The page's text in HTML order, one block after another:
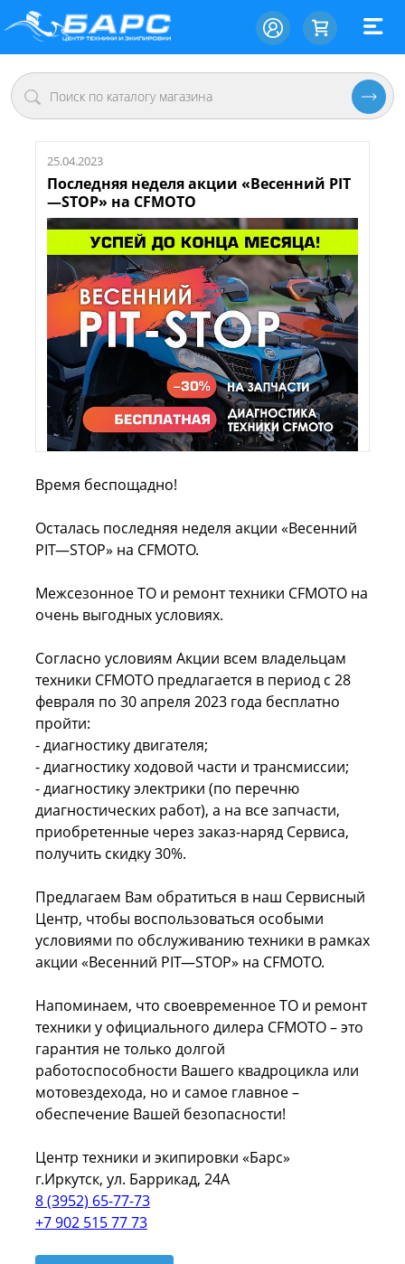
25.04.2023
Последняя неделя акции «Весенний PIT
—STOP» на CFMOTO
Время беспощадно!
Осталась последняя неделя акции «Весенний
PIT—STOP» на CFMOTO.
Межсезонное ТО и ремонт техники CFMOTO на
очень выгодных условиях.
Согласно условиям Акции всем владельцам
техники CFMOTO предлагается в период с 28
февраля по 30 апреля 2023 года бесплатно
пройти:
- диагностику двигателя;
- диагностику ходовой части и трансмиссии;
- диагностику электрики (по перечню
диагностических работ), а на все запчасти,
приобретенные через заказ-наряд Сервиса,
получить скидку 30%.
Предлагаем Вам обратиться в наш Сервисный
Центр, чтобы воспользоваться особыми
условиями по обслуживанию техники в рамках
акции «Весенний PIT—STOP» на CFMOTO.
Напоминаем, что своевременное ТО и ремонт
техники у официального дилера CFMOTO – это
гарантия не только долгой
работоспособности Вашего квадроцикла или
мотовездехода, но и самое главное –
обеспечение Вашей безопасности!
Центр техники и экипировки «Барс»
г.Иркутск, ул. Баррикад, 24А
8 (3952) 65-77-73
+7 902 515 77 73